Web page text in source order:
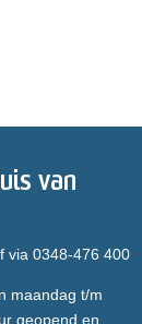
van
via 0348-476 400
maandag t/m
geopend en